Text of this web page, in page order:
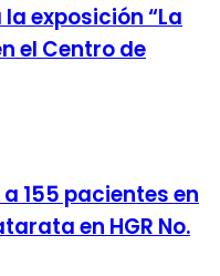
exposición “La
el Centro de
155 pacientes en
en HGR No.